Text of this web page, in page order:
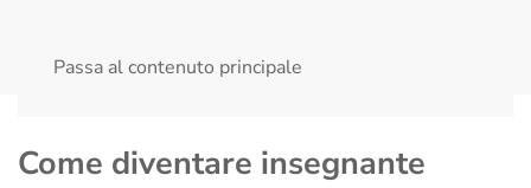
Passa al contenuto principale
Come diventare insegnante